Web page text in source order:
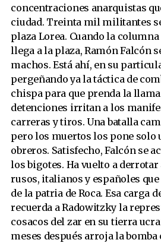
concentraciones anarquistas
ciudad. Treinta mil militantes
plaza Lorea. Cuando la
llega a la plaza, Ramón Falcón
machos. Está ahí, en su
pergeñando ya la táctica de
chispa para que prenda la
detenciones irritan a los
carreras y tiros. Una batalla
pero los muertos los pone solo
obreros. Satisfecho, Falcón se
los bigotes. Ha vuelto a derrotar
rusos, italianos y españoles
de la patria de Roca. Esa carga
recuerda a Radowitzky la
cosacos del zar en su tierra
meses después arroja la